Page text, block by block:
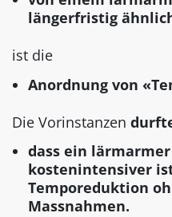
längerfristig
ist die
Anordnung von
Die Vorinstanzen
dass ein
kostenintensiver
Temporeduktion
Massnahmen.